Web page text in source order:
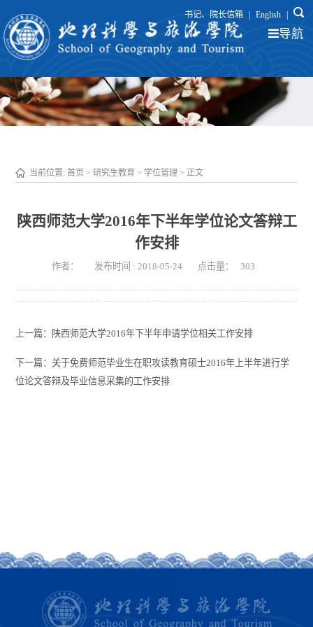
书记、院长信箱 English
导航
当前位置:首页 >研究生教育 >学位管理 > 正文
陕西师范大学2016年下半年学位论文答辩工
作安排
作者： 发布时间 : 2018-05-24 点击量： 303
上一篇：陕西师范大学2016年下半年申请学位相关工作安排
下一篇：关于免费师范毕业生在职攻读教育硕士2016年上半年进行学
位论文答辩及毕业信息采集的工作安排